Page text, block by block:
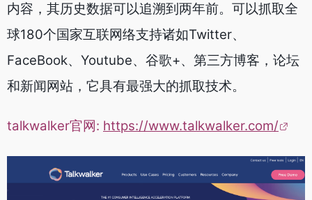
内容，其历史数据可以追溯到两年前。 可以抓取全
球180个国家互联网络支持诸如Twitter、
FaceBook、Youtube、谷歌+、第三方博客，论坛
和新闻网站，它具有最强大的抓取技术。
talkwalker官网: https://www.talkwalker.com/